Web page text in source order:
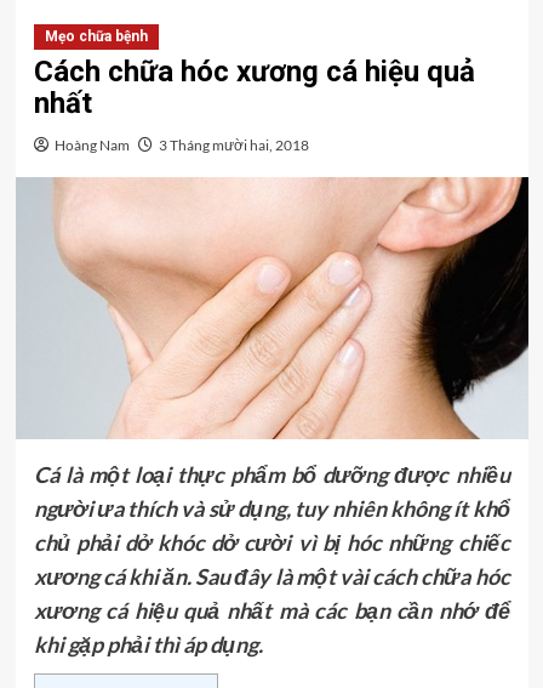
Mẹo chữa bệnh
Cách chữa hóc xương cá hiệu quả
nhất
Hoàng Nam 3 Tháng mười hai, 2018
Cá là một loại thực phẩm bổ dưỡng được nhiều
người ưa thích và sử dụng, tuy nhiên không ítkhổ
chủ phải dở khóc dở cười vì bị hócnhững chiếc
xương cá khi ăn. Sau đây là một vài cách chữa hóc
xương cá hiệu quả nhất mà các bạn cần nhớ để
khi gặp phải thì áp dụng.